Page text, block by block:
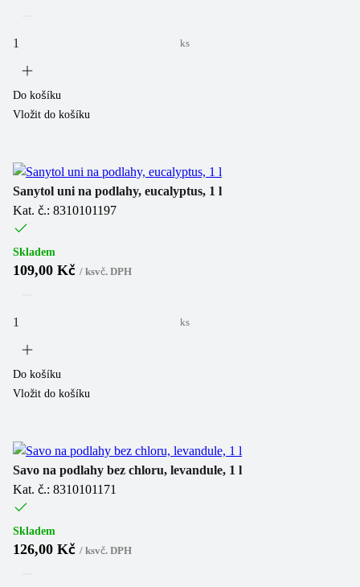
ks
Do košíku
Vložit do košíku
Sanytol uni na podlahy, eucalyptus, 1 l
Kat. č.: 8310101197
Skladem
109,00 Kč / ksvč. DPH
ks
Do košíku
Vložit do košíku
Savo na podlahy bez chloru, levandule, 1 l
Kat. č.: 8310101171
Skladem
126,00 Kč / ksvč. DPH